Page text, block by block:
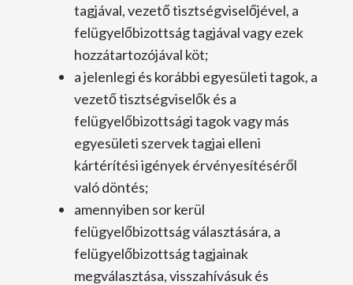
tagjával, vezető tisztségviselőjével, a
felügyelőbizottság tagjával vagy ezek
hozzátartozójával köt;
a jelenlegi és korábbi egyesületi tagok, a
vezető tisztségviselők és a
felügyelőbizottsági tagok vagy más
egyesületi szervek tagjai elleni
kártérítési igények érvényesítéséről
való döntés;
amennyiben sor kerül
felügyelőbizottság választására, a
felügyelőbizottság tagjainak
megválasztása, visszahívásuk és